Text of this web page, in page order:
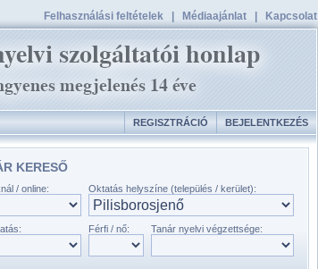
Felhasználási feltételek Médiaajánlat Kapcsolat
REGISZTRÁCIÓ BEJELENTKEZÉS
KERESŐ
/ online: Oktatás helyszíne (település / kerület):
Férfi / nő: Tanár nyelvi végzettsége: